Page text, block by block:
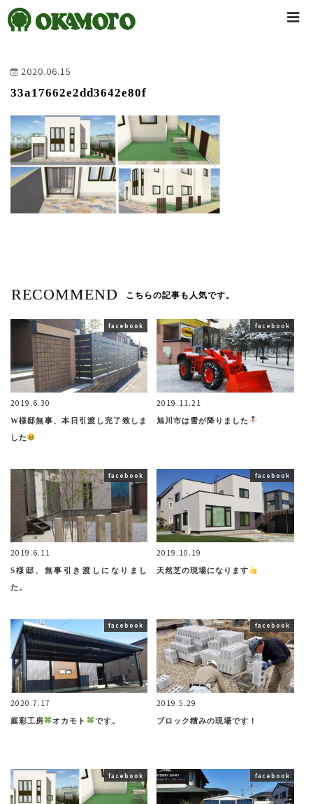
2020.06.15
33a17662e2dd3642e80f
RECOMMEND こちらの記事も人気です。
facebook
2019.6.30
W様邸無事、本日引渡し完了致しま
した
facebook
2019.11.21
旭川市は雪が降りました
facebook
2019.6.11
S様邸、無事引き渡しになりまし
た。
facebook
2019.10.19
天然芝の現場になります
facebook
2020.7.17
庭彩工房 オカモト です。
facebook
2019.5.29
ブロック積みの現場です！
facebook facebook